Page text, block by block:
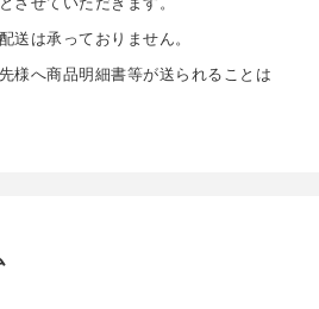
送は承っておりません。
様へ商品明細書等が送られることは